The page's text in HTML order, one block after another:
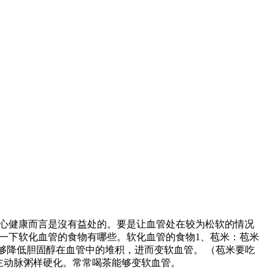
健康而言是沒有益处的。要是让血管处在较为松软的情况
下软化血管的食物有哪些。软化血管的食物1、苞米：苞米
低胆固醇在血管中的堆积，进而变软血管。 （苞米要吃
脉粥样硬化。常常喝茶能够变软血管。